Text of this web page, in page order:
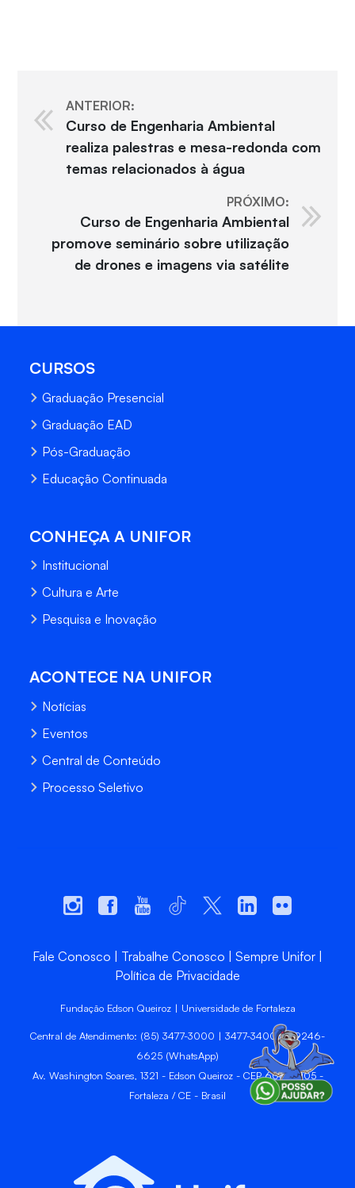
ANTERIOR:
Curso de Engenharia Ambiental
realiza palestras e mesa-redonda com
temas relacionados à água
PRÓXIMO:
Curso de Engenharia Ambiental
promove seminário sobre utilização
de drones e imagens via satélite
CURSOS
Graduação Presencial
Graduação EAD
Pós-Graduação
Educação Continuada
CONHEÇA A UNIFOR
Institucional
Cultura e Arte
Pesquisa e Inovação
ACONTECE NA UNIFOR
Notícias
Eventos
Central de Conteúdo
Processo Seletivo
Fale Conosco Trabalhe Conosco
Sempre Unifor
Política de Privacidade
Fundação Edson Queiroz | Universidade de Fortaleza
Central de Atendimento: (85) 3477-3000 | 3477-3400 | 99246-
6625 (WhatsApp)
Av. Washington Soares, 1321 - Edson Queiroz - CEP 60811-905 -
Fortaleza / CE - Brasil